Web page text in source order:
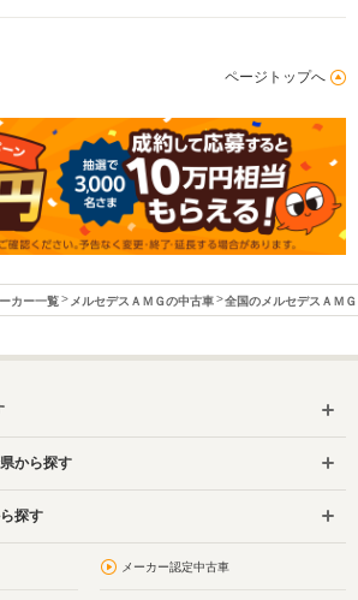
ページトップへ
カー一覧 メルセデスＡＭＧの中古車 全国のメルセデスＡＭＧ
から探す
探す
メーカー認定中古車